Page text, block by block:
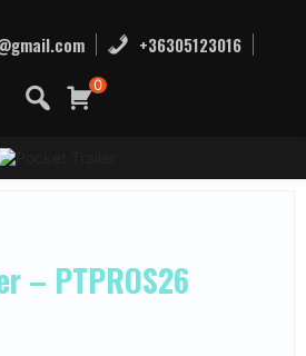
+36305123016
0
– PTPROS26